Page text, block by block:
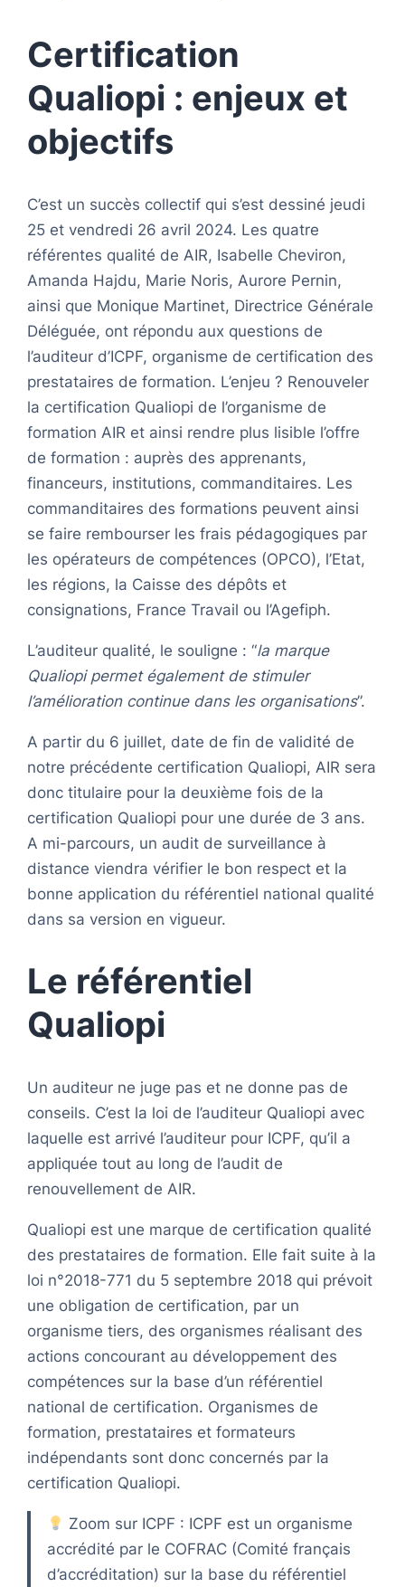
Certification
Qualiopi : enjeux et
objectifs
C’est un succès collectif qui s’est dessiné jeudi
25 et vendredi 26 avril 2024. Les quatre
référentes qualité de AIR, Isabelle Cheviron,
Amanda Hajdu, Marie Noris, Aurore Pernin,
ainsi que Monique Martinet, Directrice Générale
Déléguée, ont répondu aux questions de
l’auditeur d’ICPF, organisme de certification des
prestataires de formation. L’enjeu ? Renouveler
la certification Qualiopi de l’organisme de
formation AIR et ainsi rendre plus lisible l’offre
de formation : auprès des apprenants,
financeurs, institutions, commanditaires. Les
commanditaires des formations peuvent ainsi
se faire rembourser les frais pédagogiques par
les opérateurs de compétences (OPCO), l’Etat,
les régions, la Caisse des dépôts et
consignations, France Travail ou l’Agefiph.
L’auditeur qualité, le souligne : “la marque
Qualiopi permet également de stimuler
l’amélioration continue dans les organisations”.
A partir du 6 juillet, date de fin de validité de
notre précédente certification Qualiopi, AIR sera
donc titulaire pour la deuxième fois de la
certification Qualiopi pour une durée de 3 ans.
A mi-parcours, un audit de surveillance à
distance viendra vérifier le bon respect et la
bonne application du référentiel national qualité
dans sa version en vigueur.
Le référentiel
Qualiopi
Un auditeur ne juge pas et ne donne pas de
conseils. C’est la loi de l’auditeur Qualiopi avec
laquelle est arrivé l’auditeur pour ICPF, qu’il a
appliquée tout au long de l’audit de
renouvellement de AIR.
Qualiopi est une marque de certification qualité
des prestataires de formation. Elle fait suite à la
loi n°2018-771 du 5 septembre 2018 qui prévoit
une obligation de certification, par un
organisme tiers, des organismes réalisant des
actions concourant au développement des
compétences sur la base d’un référentiel
national de certification. Organismes de
formation, prestataires et formateurs
indépendants sont donc concernés par la
certification Qualiopi.
Zoom sur ICPF : ICPF est un organisme
accrédité par le COFRAC (Comité français
d’accréditation) sur la base du référentiel